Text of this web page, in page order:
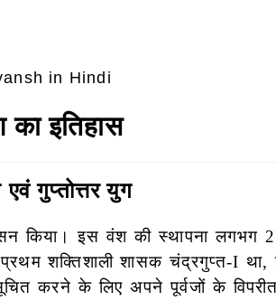
का इतिहास
एवं गुप्तोत्तर युग
इस वंश की स्थापना लगभग
प्रथम शक्तिशाली शासक चंद्रगुप्त-I
करने के लिए अपने पूर्वजों के विपरीत